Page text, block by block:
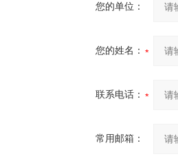
您的单位：
您的姓名：
联系电话：
常用邮箱：